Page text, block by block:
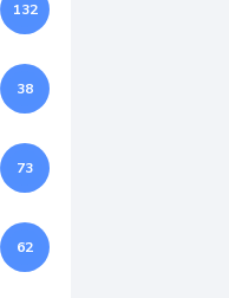
132
38
73
62